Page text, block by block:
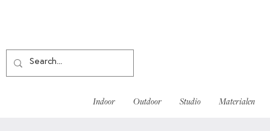
Indoor Outdoor Studio Materialen